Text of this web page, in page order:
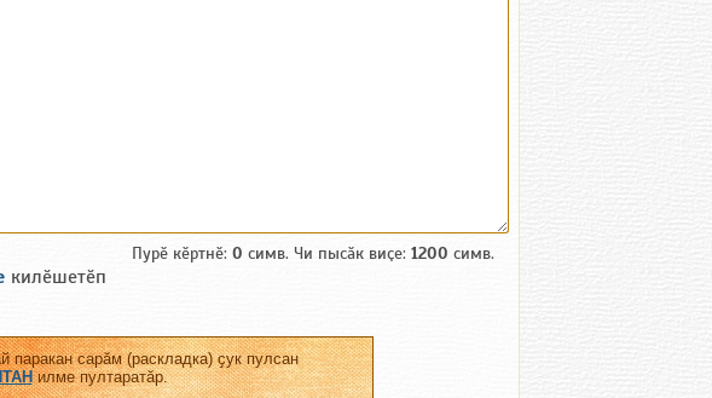
Пурӗ кӗртнӗ: 0 симв. Чи пысӑк виҫе: 1200 симв.
килӗшетӗп
сарӑм (раскладка) ҫук пулсан
илме пултаратӑр.